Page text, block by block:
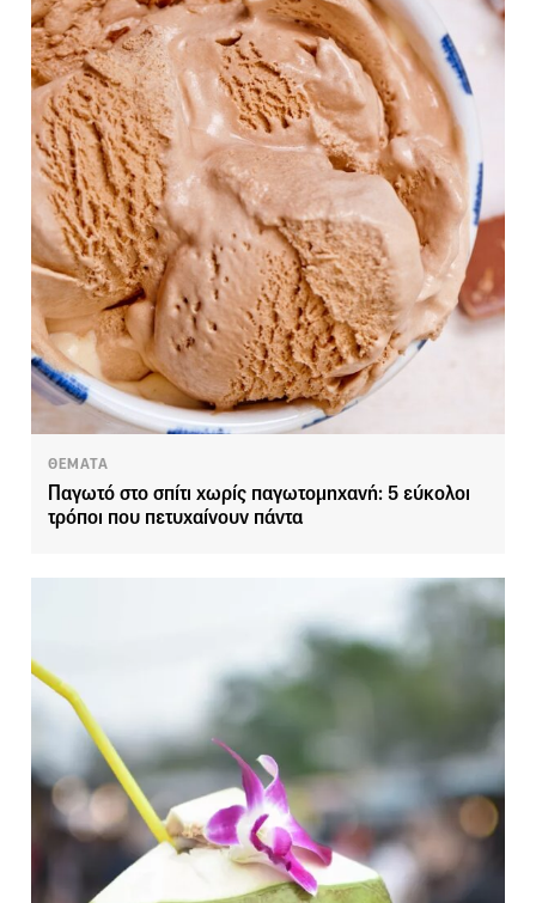
ΘΕΜΑΤΑ
Παγωτό στο σπίτι χωρίς παγωτομηχανή: 5 εύκολοι
τρόποι που πετυχαίνουν πάντα